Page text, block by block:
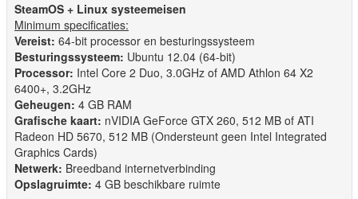
SteamOS + Linux systeemeisen
Minimum specificaties:
Vereist: 64-bit processor en besturingssysteem
Besturingssysteem: Ubuntu 12.04 (64-bit)
Processor: Intel Core 2 Duo, 3.0GHz of AMD Athlon 64 X2
6400+, 3.2GHz
Geheugen: 4 GB RAM
Grafische kaart: nVIDIA GeForce GTX 260, 512 MB of ATI
Radeon HD 5670, 512 MB (Ondersteunt geen Intel Integrated
Graphics Cards)
Netwerk: Breedband internetverbinding
Opslagruimte: 4 GB beschikbare ruimte